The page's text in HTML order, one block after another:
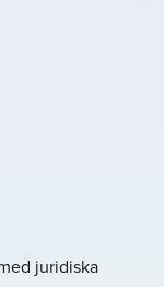
juridiska